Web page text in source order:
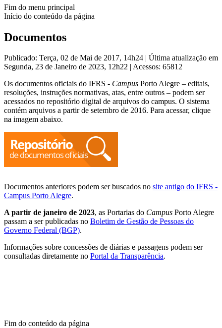
Fim do menu principal
Início do conteúdo da página
Documentos
Publicado: Terça, 02 de Mai de 2017, 14h24 | Última atualização em
Segunda, 23 de Janeiro de 2023, 12h22 | Acessos: 65812
Os documentos oficiais do IFRS - Campus Porto Alegre – editais,
resoluções, instruções normativas, atas, entre outros – podem ser
acessados no repositório digital de arquivos do campus. O sistema
contém arquivos a partir de setembro de 2016. Para acessar, clique
na imagem abaixo.
Documentos anteriores podem ser buscados no site antigo do IFRS -
Campus Porto Alegre.
A partir de janeiro de 2023, as Portarias do Campus Porto Alegre
passam a ser publicadas no Boletim de Gestão de Pessoas do
Governo Federal (BGP).
Informações sobre concessões de diárias e passagens podem ser
consultadas diretamente no Portal da Transparência.
Fim do conteúdo da página